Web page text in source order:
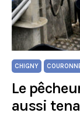
CHIGNY
Le
aussi